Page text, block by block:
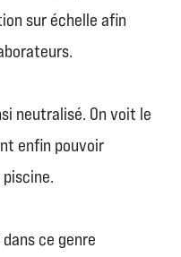
sur échelle afin
neutralisé. On voit le
enfin pouvoir
ce genre